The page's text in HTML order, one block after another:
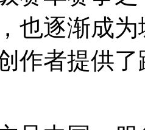
也逐渐成
作者提供